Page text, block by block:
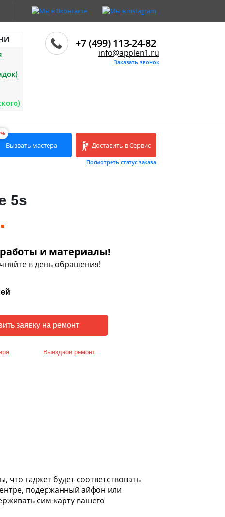
+7 (499) 113-24-82
info@applen1.ru
Заказать звонок
Вызвать мастера Доставить в Сервис
Посмотреть статус заказа
5s
и материалы!
в день обращения!
Выездной ремонт
гаджет будет соответствовать
подержанный айфон или
сим-карту вашего